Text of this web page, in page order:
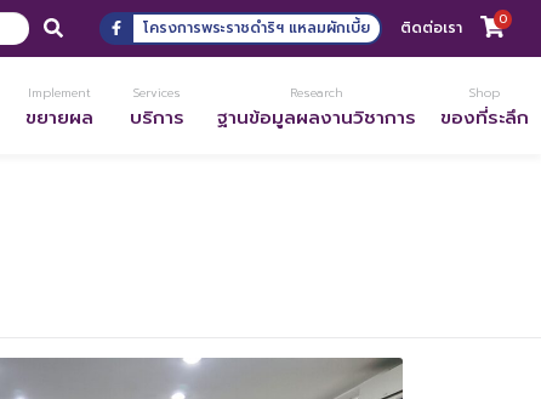
โครงการพระราชดำริฯ แหลมผักเบี้ย ติดต่อเรา 0
Implement
ขยายผล
Services
บริการ
Research
ฐานข้อมูลผลงานวิชาการ
Shop
ของที่ระลึก